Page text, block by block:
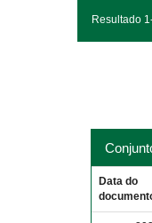
Resultado
Data do